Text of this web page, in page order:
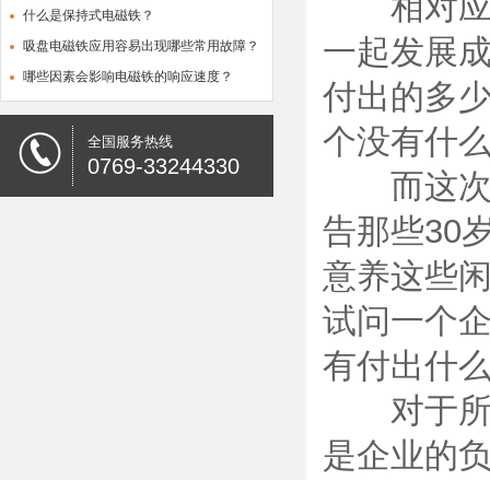
什么是保持式电磁铁？
吸盘电磁铁应用容易出现哪些常用故障？
哪些因素会影响电磁铁的响应速度？
全国服务热线
0769-33244330
一起发展
付出的多
个没有什
而这次
告那些30
意养这些
试问一个
有付出什
对于所
是企业的